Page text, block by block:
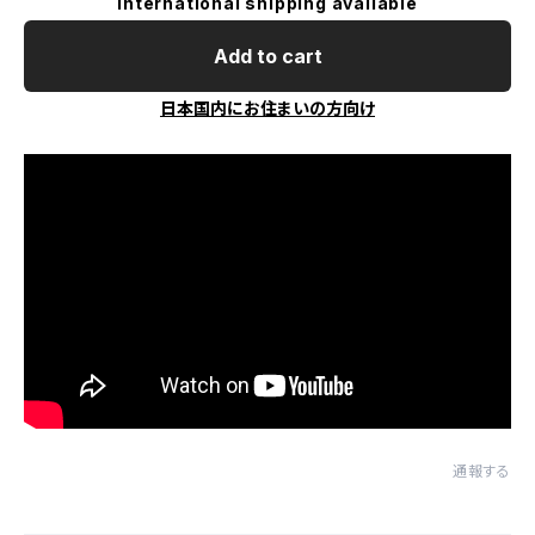
Add to cart
日本国内にお住まいの方向け
通報する